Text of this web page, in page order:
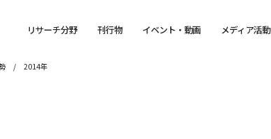
リサーチ分野 刊行物 イベント・動画 メディア活動
2014年